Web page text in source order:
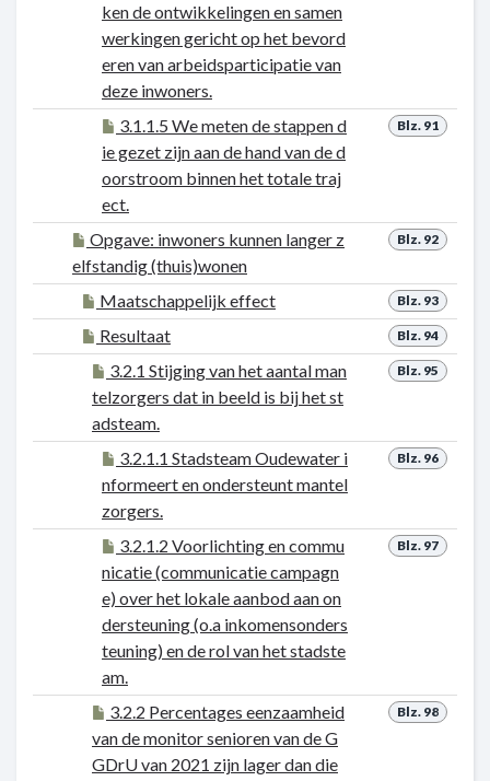
ken de ontwikkelingen en samen
werkingen gericht op het bevord
eren van arbeidsparticipatie van
deze inwoners.
Blz. 91
3.1.1.5 We meten de stappen d
ie gezet zijn aan de hand van de d
oorstroom binnen het totale traj
ect.
Blz. 92
Opgave: inwoners kunnen langer z
elfstandig (thuis)wonen
Blz. 93
Maatschappelijk effect
Blz. 94
Resultaat
Blz. 95
3.2.1 Stijging van het aantal man
telzorgers dat in beeld is bij het st
adsteam.
Blz. 96
3.2.1.1 Stadsteam Oudewater i
nformeert en ondersteunt mantel
zorgers.
Blz. 97
3.2.1.2 Voorlichting en commu
nicatie (communicatie campagn
e) over het lokale aanbod aan on
dersteuning (o.a inkomensonders
teuning) en de rol van het stadste
am.
Blz. 98
3.2.2 Percentages eenzaamheid
van de monitor senioren van de G
GDrU van 2021 zijn lager dan die